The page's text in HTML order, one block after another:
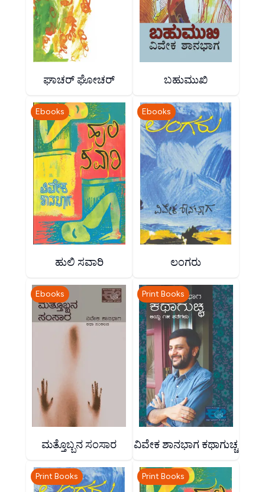
ಘಾಚರ್ ಘೋಚರ್ ಬಹುಮುಖಿ
Ebooks
ಹುಲಿ ಸವಾರಿ
Ebooks
ಲಂಗರು
Ebooks
ಮತ್ತೊಬ್ಬನ ಸಂಸಾರ
Print Books
ವಿವೇಕ ಶಾನಭಾಗ ಕಥಾಗುಚ್ಚ
Print Books Print Books